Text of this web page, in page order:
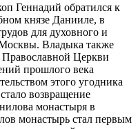
Геннадий обратился к
князе Данииле, в
для духовного и
Москвы. Владыка также
Православной Церкви
прошлого века
этого угодника
возвращение
монастыря в
монастырь стал первым